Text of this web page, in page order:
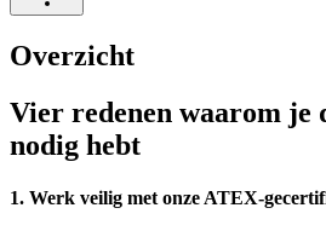
Overzicht
Vier redenen waarom je
nodig hebt
1. Werk veilig met onze ATEX-